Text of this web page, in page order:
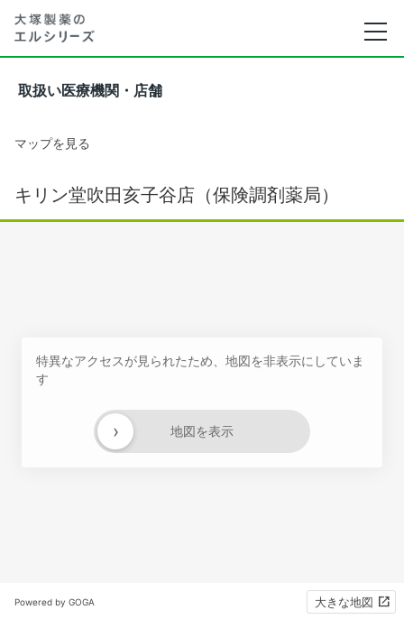
取扱い医療機関・店舗
マップを見る
キリン堂吹田亥子谷店（保険調剤薬局）
特異なアクセスが見られたため、地図を非表示にしていま
す
地図を表示
›
Powered by GOGA 大きな地図